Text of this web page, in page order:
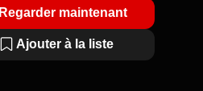
Regarder maintenant
Ajouter à la liste